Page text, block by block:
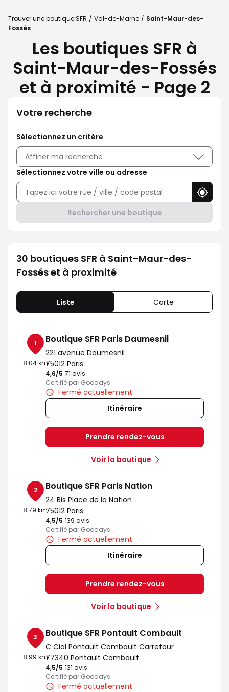
Trouver une boutique SFR Val-de-Marne
Saint-Maur-des-
Fossés
Les boutiques SFR à
Saint-Maur-des-Fossés
et à proximité - Page 2
Votre recherche
Sélectionnez un critère
Affiner ma recherche
Sélectionnez votre ville ou adresse
Rechercher une boutique
30 boutiques SFR à Saint-Maur-des-
Fossés et à proximité
Liste Carte
1
8.04 km
Boutique SFR Paris Daumesnil
221 avenue Daumesnil
75012 Paris
4,6/5 Note de 4.6 sur 5
71 avis
Certifié par Goodays
Fermé actuellement
Itinéraire
Prendre rendez-vous
Voir la boutique
2
8.79 km
Boutique SFR Paris Nation
24 Bis Place de la Nation
75012 Paris
4,5/5 Note de 4.5 sur 5
139 avis
Certifié par Goodays
Fermé actuellement
Itinéraire
Prendre rendez-vous
Voir la boutique
3
8.99 km
Boutique SFR Pontault Combault
C Cial Pontault Combault Carrefour
77340 Pontault Combault
4,5/5 Note de 4.5 sur 5
131 avis
Certifié par Goodays
Fermé actuellement